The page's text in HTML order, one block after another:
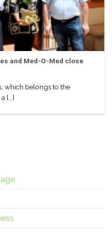
and Med-O-Med close
which belongs to the
[...]